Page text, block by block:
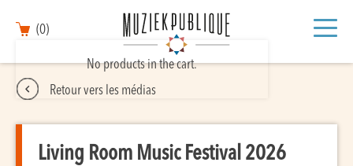
(0)
No products in the cart.
Retour vers les médias
Living Room Music Festival 2026